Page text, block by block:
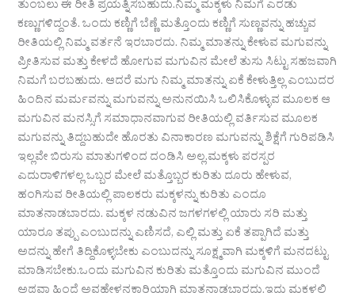
ತುಂಬಲು ಈ ರೀತಿ ಪ್ರಯತ್ನಿಸಬಹುದು.ನಿಮ್ಮ ಮಕ್ಕಳು ನಿಮಗೆ ಎರಡು
ಕಣ್ಣುಗಳಿದ್ದಂತೆ. ಒಂದು ಕಣ್ಣಿಗೆ ಬೆಣ್ಣೆ ಮತ್ತೊಂದು ಕಣ್ಣಿಗೆ ಸುಣ್ಣವನ್ನು ಹಚ್ಚುವ
ರೀತಿಯಲ್ಲಿ ನಿಮ್ಮ ವರ್ತನೆ ಇರಬಾರದು. ನಿಮ್ಮ ಮಾತನ್ನು ಕೇಳುವ ಮಗುವನ್ನು
ಪ್ರೀತಿಸುವ ಮತ್ತು ಕೇಳದೆ ಹೋಗುವ ಮಗುವಿನ ಮೇಲೆ ತುಸು ಸಿಟ್ಟು ಸಹಜವಾಗಿ
ನಿಮಗೆ ಬರಬಹುದು. ಆದರೆ ಮಗು ನಿಮ್ಮ ಮಾತನ್ನು ಏಕೆ ಕೇಳುತ್ತಿಲ್ಲ ಎಂಬುದರ
ಹಿಂದಿನ ಮರ್ಮವನ್ನು ಮಗುವನ್ನು ಅನುನಯಿಸಿ ಒಲಿಸಿಕೊಳ್ಳುವ ಮೂಲಕ ಆ
ಮಗುವಿನ ಮನಸ್ಸಿಗೆ ಸಮಾಧಾನವಾಗುವ ರೀತಿಯಲ್ಲಿ ವರ್ತಿಸುವ ಮೂಲಕ
ಮಗುವನ್ನು ತಿದ್ದಬಹುದೇ ಹೊರತು ವಿನಾಕಾರಣ ಮಗುವನ್ನು ಶಿಕ್ಷೆಗೆ ಗುರಿಪಡಿಸಿ
ಇಲ್ಲವೇ ಬಿರುಸು ಮಾತುಗಳಿಂದ ದಂಡಿಸಿ ಅಲ್ಲ.ಮಕ್ಕಳು ಪರಸ್ಪರ
ಎದುರಾಳಿಗಳಲ್ಲ ಒಬ್ಬರ ಮೇಲೆ ಮತ್ತೊಬ್ಬರ ಕುರಿತು ದೂರು ಹೇಳುವ,
ಹಂಗಿಸುವ ರೀತಿಯಲ್ಲಿ ಪಾಲಕರು ಮಕ್ಕಳನ್ನು ಕುರಿತು ಎಂದೂ
ಮಾತನಾಡಬಾರದು. ಮಕ್ಕಳ ನಡುವಿನ ಜಗಳಗಳಲ್ಲಿ ಯಾರು ಸರಿ ಮತ್ತು
ಯಾರೂ ತಪ್ಪು ಎಂಬುದನ್ನು ಎಣಿಸದೆ, ಎಲ್ಲಿ ಮತ್ತು ಏಕೆ ತಪ್ಪಾಗಿದೆ ಮತ್ತು
ಅದನ್ನು ಹೇಗೆ ತಿದ್ದಿಕೊಳ್ಳಬೇಕು ಎಂಬುದನ್ನು ಸೂಕ್ಷ್ಮವಾಗಿ ಮಕ್ಕಳಿಗೆ ಮನದಟ್ಟು
ಮಾಡಿಸಬೇಕು.ಒಂದು ಮಗುವಿನ ಕುರಿತು ಮತ್ತೊಂದು ಮಗುವಿನ ಮುಂದೆ